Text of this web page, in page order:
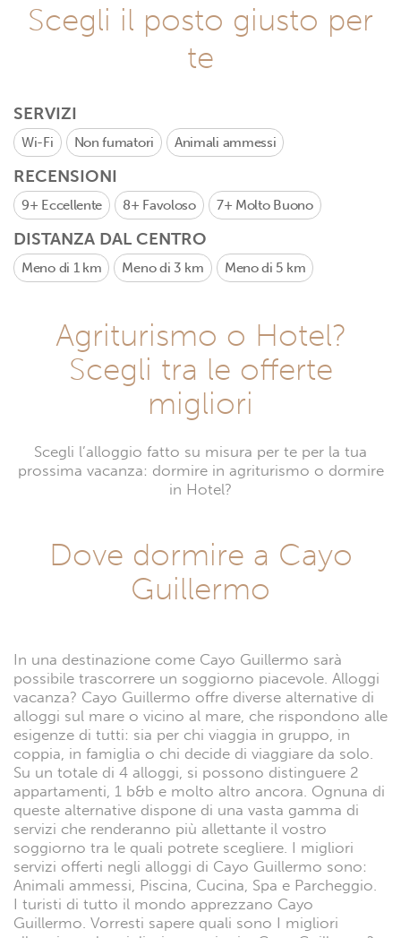
Scegli il posto giusto per
te
SERVIZI
Wi-Fi Non fumatori Animali ammessi
RECENSIONI
9+ Eccellente 8+ Favoloso 7+ Molto Buono
DISTANZA DAL CENTRO
Meno di 1 km Meno di 3 km Meno di 5 km
Agriturismo o Hotel?
Scegli tra le offerte
migliori
Scegli l’alloggio fatto su misura per te per la tua
prossima vacanza: dormire in agriturismo o dormire
in Hotel?
Dove dormire a Cayo
Guillermo
In una destinazione come Cayo Guillermo sarà
possibile trascorrere un soggiorno piacevole. Alloggi
vacanza? Cayo Guillermo offre diverse alternative di
alloggi sul mare o vicino al mare, che rispondono alle
esigenze di tutti: sia per chi viaggia in gruppo, in
coppia, in famiglia o chi decide di viaggiare da solo.
Su un totale di 4 alloggi, si possono distinguere 2
appartamenti, 1 b&b e molto altro ancora. Ognuna di
queste alternative dispone di una vasta gamma di
servizi che renderanno più allettante il vostro
soggiorno tra le quali potrete scegliere. I migliori
servizi offerti negli alloggi di Cayo Guillermo sono:
Animali ammessi, Piscina, Cucina, Spa e Parcheggio.
I turisti di tutto il mondo apprezzano Cayo
Guillermo. Vorresti sapere quali sono I migliori